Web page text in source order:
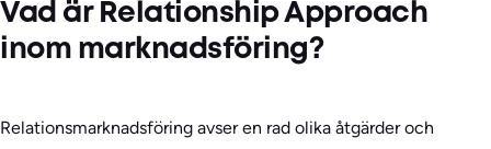
Vad är Relationship Approach
inom marknadsföring?
Relationsmarknadsföring avser en rad olika åtgärder och